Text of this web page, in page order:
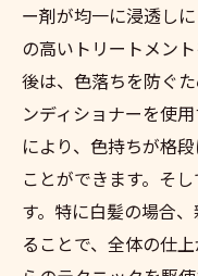
ー剤が均一に浸透し
の高いトリートメン
後は、色落ちを防ぐ
ンディショナーを使
により、色持ちが格
ことができます。そ
す。特に白髪の場合
ることで、全体の仕